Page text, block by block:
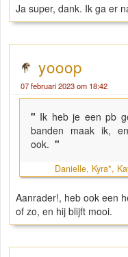
Ja super, dank. Ik ga er
yooop
07 februari 2023 om 18:42
" Ik heb je een pb
banden maak ik,
ook. "
Danielle, Kyra*,
Aanrader!, heb ook een
of zo, en hij blijft mooi.